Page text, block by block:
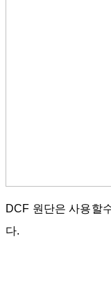
DCF 원단은 사용할
다.